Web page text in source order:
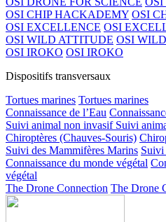
OSI CHIP HACKADEMY OSI
OSI EXCELLENCE OSI
OSI WILD ATTITUDE OSI
OSI IROKO OSI IROKO
Dispositifs transversaux
Tortues marines Tortues marines
Connaissance de l’Eau
Suivi animal non invasif Suivi
Chiroptères (Chauves-Souris)
Suivi des Mammifères Marins Suivi
Connaissance du monde végétal
végétal
The Drone Connection The Drone